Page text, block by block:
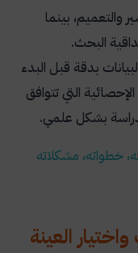
بينما
البحث.
بدقة قبل البدء
التي تتوافق
بشكل علمي.
، خطواته، مشكلاته
العينة